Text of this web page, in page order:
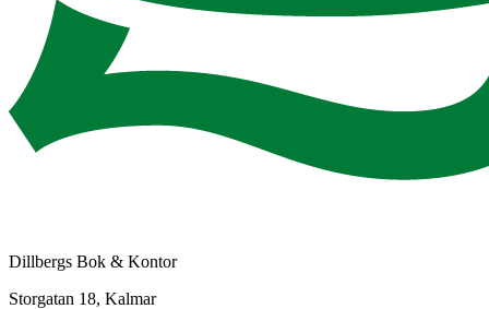
Dillbergs Bok & Kontor
Storgatan 18, Kalmar